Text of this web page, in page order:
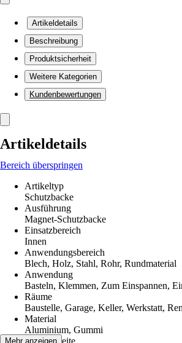
Artikeldetails
Beschreibung
Produktsicherheit
Weitere Kategorien
Kundenbewertungen
Artikeldetails
Bereich überspringen
Artikeltyp
Schutzbacke
Ausführung
Magnet-Schutzbacke
Einsatzbereich
Innen
Anwendungsbereich
Blech, Holz, Stahl, Rohr, Rundmaterial
Anwendung
Basteln, Klemmen, Zum Einspannen,
Räume
Baustelle, Garage, Keller, Werkstatt,
Material
Aluminium, Gummi
Backenbreite
Mehr anzeigen